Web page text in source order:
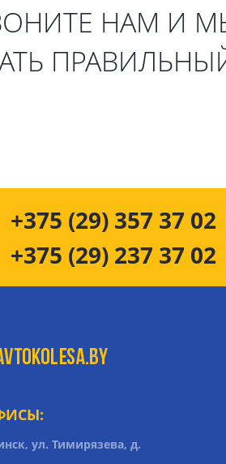
НАМ И
+375 (29) 357 37 02
+375 (29) 237 37 02
ул. Тимирязева, д.